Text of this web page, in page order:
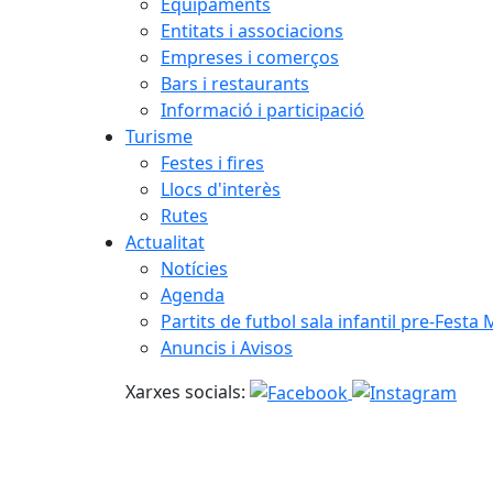
Entitats i associacions
Empreses i comerços
Bars i restaurants
Informació i participació
Turisme
Festes i fires
Llocs d'interès
Rutes
Actualitat
Notícies
Agenda
Partits de futbol sala infantil pre-Festa
Anuncis i Avisos
Xarxes socials: